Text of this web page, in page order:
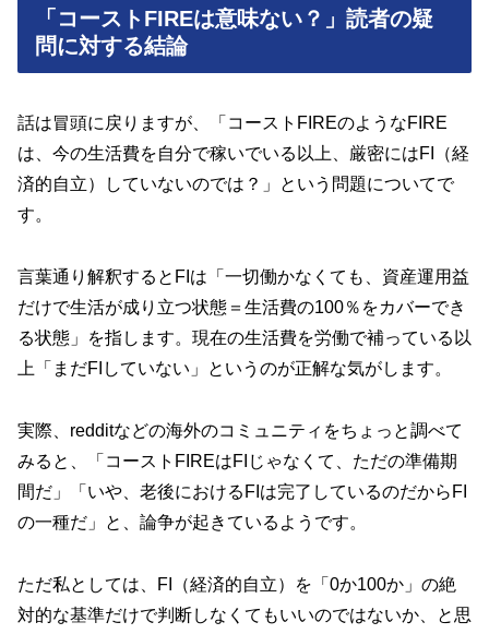
「コーストFIREは意味ない？」読者の疑
問に対する結論
話は冒頭に戻りますが、「コーストFIREのようなFIRE
は、今の生活費を自分で稼いでいる以上、厳密にはFI（経
済的自立）していないのでは？」という問題についてで
す。
言葉通り解釈するとFIは「一切働かなくても、資産運用益
だけで生活が成り立つ状態＝生活費の100％をカバーでき
る状態」を指します。現在の生活費を労働で補っている以
上「まだFIしていない」というのが正解な気がします。
実際、redditなどの海外のコミュニティをちょっと調べて
みると、「コーストFIREはFIじゃなくて、ただの準備期
間だ」「いや、老後におけるFIは完了しているのだからFI
の一種だ」と、論争が起きているようです。
ただ私としては、FI（経済的自立）を「0か100か」の絶
対的な基準だけで判断しなくてもいいのではないか、と思